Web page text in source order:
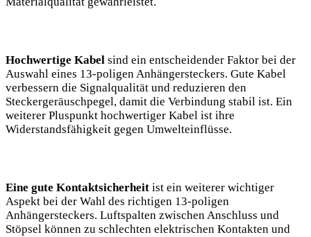
Hochwertige Kabel sind ein entscheidender Faktor bei der
Auswahl eines 13-poligen Anhängersteckers. Gute Kabel
verbessern die Signalqualität und reduzieren den
Steckergeräuschpegel, damit die Verbindung stabil ist. Ein
weiterer Pluspunkt hochwertiger Kabel ist ihre
Widerstandsfähigkeit gegen Umwelteinflüsse.
Eine gute Kontaktsicherheit ist ein weiterer wichtiger
Aspekt bei der Wahl des richtigen 13-poligen
Anhängersteckers. Luftspalten zwischen Anschluss und
Stöpsel können zu schlechten elektrischen Kontakten und